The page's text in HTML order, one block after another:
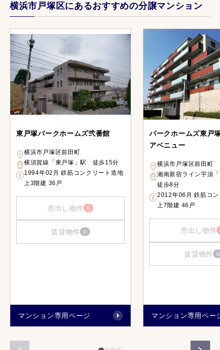
横浜市戸塚区にあるおすすめの分譲マンション
東戸塚パークホームズ弐番館
横浜市戸塚区前田町
横須賀線「東戸塚」駅 徒歩15分
1994年02月 鉄筋コンクリート造地
上3階建 36戸
売出し物件 0
賃貸物件 0
マンション専用ページ
パークホームズ東戸
アベニュー
横浜市戸塚区前田町
湘南新宿ライン宇須
徒歩8分
2012年06月 鉄筋コ
上7階建 46戸
売出し物件
賃貸物件 0
マンション専用ペー